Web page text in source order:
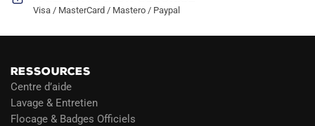
Visa / MasterCard / Mastero / Paypal
RESSOURCES
Centre d’aide
Lavage & Entretien
Flocage & Badges Officiels